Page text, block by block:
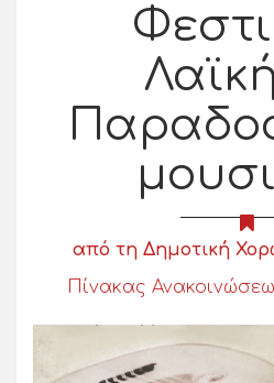
από τη Δημοτική
Πίνακας